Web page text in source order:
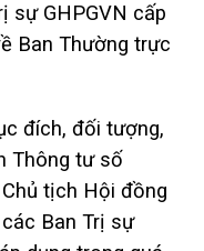
sự GHPGVN cấp
Ban Thường trực
đích, đối tượng,
Thông tư số
tịch Hội đồng
Ban Trị sự